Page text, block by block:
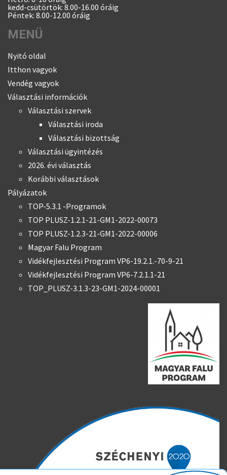
kedd-csütörtök: 8.00-16.00 óráig
Péntek: 8.00-12.00 óráig
MENÜ
Nyitó oldal
Itthon vagyok
Vendég vagyok
Választási információk
Választási szervek
Választási iroda
Választási bizottság
Választási ügyintézés
2026. évi választás
Korábbi választások
Pályázatok
TOP-5.3.1 -Programok
TOP PLUSZ-1.2.1-21-GM1-2022-00073
TOP PLUSZ-1.2.3-21-GM1-2022-00006
Magyar Falu Program
Vidékfejlesztési Program VP6-19.2.1.-70-9-21
Vidékfejlesztési Program VP6-7.2.1.1-21
TOP_PLUSZ-3.1.3-23-GM1-2024-00001